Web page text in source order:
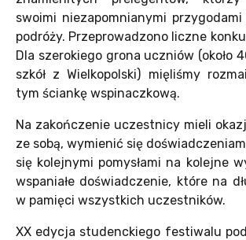
swoimi niezapomnianymi
podróży. Przeprowadzono liczne
Dla szerokiego grona uczniów (około
szkół z Wielkopolski) mięliśmy
tym ściankę wspinaczkową.
Na zakończenie uczestnicy mieli
ze sobą, wymienić się
się kolejnymi pomysłami na kolejne
wspaniałe doświadczenie, które na
w pamięci wszystkich uczestników.
XX edycja studenckiego festiwalu